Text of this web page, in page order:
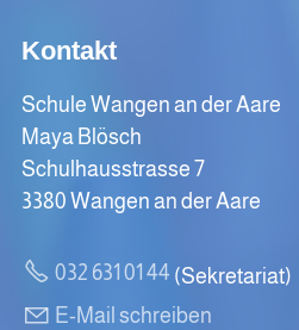
Kontakt
Schule Wangen an der Aare
Maya Blösch
Schulhausstrasse 7
3380 Wangen an der Aare
032 631 01 44 (Sekretariat)
E-Mail schreiben